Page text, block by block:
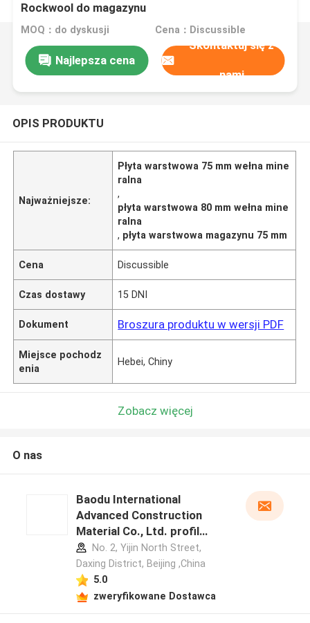
Rockwool do magazynu
MOQ：do dyskusji Cena：Discussible
Najlepsza cena
Skontaktuj się z
nami
OPIS PRODUKTU
Najważniejsze:
Płyta warstwowa 75 mm wełna mine
ralna
,
płyta warstwowa 80 mm wełna mine
ralna
, płyta warstwowa magazynu 75 mm
Cena Discussible
Czas dostawy 15 DNI
Dokument Broszura produktu w wersji PDF
Miejsce pochodz
enia
Hebei, Chiny
Zobacz więcej
O nas
Baodu International
Advanced Construction
Material Co., Ltd. profil
producenta
No. 2, Yijin North Street,
Daxing District, Beijing ,China
5.0
zweryfikowane Dostawca